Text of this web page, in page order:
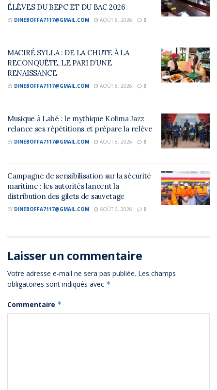
ÉLÈVES DU BEPC ET DU BAC 2026
BY DINEBOFFA7117@GMAIL.COM AOÛT 8, 2026 0
MACIRÉ SYLLA : DE LA CHUTE À LA
RECONQUÊTE, LE PARI D’UNE
RENAISSANCE
BY DINEBOFFA7117@GMAIL.COM AOÛT 8, 2026 0
Musique à Labé : le mythique Kolima Jazz
relance ses répétitions et prépare la relève
BY DINEBOFFA7117@GMAIL.COM AOÛT 8, 2026 0
Campagne de sensibilisation sur la sécurité
maritime : les autorités lancent la
distribution des gilets de sauvetage
BY DINEBOFFA7117@GMAIL.COM AOÛT 6, 2026 0
Laisser un commentaire
Votre adresse e-mail ne sera pas publiée. Les champs
obligatoires sont indiqués avec *
Commentaire *